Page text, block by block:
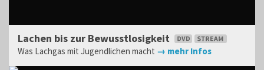
Lachen bis zur Bewusstlosigkeit
Was Lachgas mit Jugendlichen macht → mehr Infos